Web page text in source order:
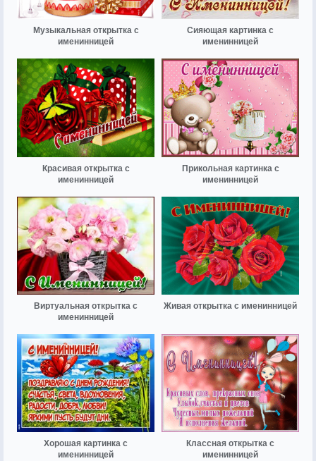
Музыкальная открытка с
именинницей
Сияющая картинка с
именинницей
Красивая открытка с
именинницей
Прикольная картинка с
именинницей
Виртуальная открытка с
именинницей
Живая открытка с именинницей
Хорошая картинка с
именинницей
Классная открытка с
именинницей